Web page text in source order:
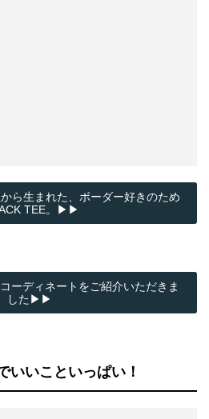
ら生まれた、ボーダー好きのため
TEE。▶▶
ーディネートをご紹介いただきま
した▶▶
いいこといっぱい！